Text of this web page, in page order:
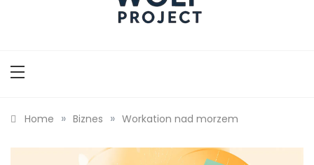
Home » Biznes » Workation nad morzem